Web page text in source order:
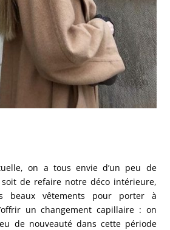
on a tous envie d’un peu de
de refaire notre déco intérieure,
beaux vêtements pour porter à
un changement capillaire : on
de nouveauté dans cette période